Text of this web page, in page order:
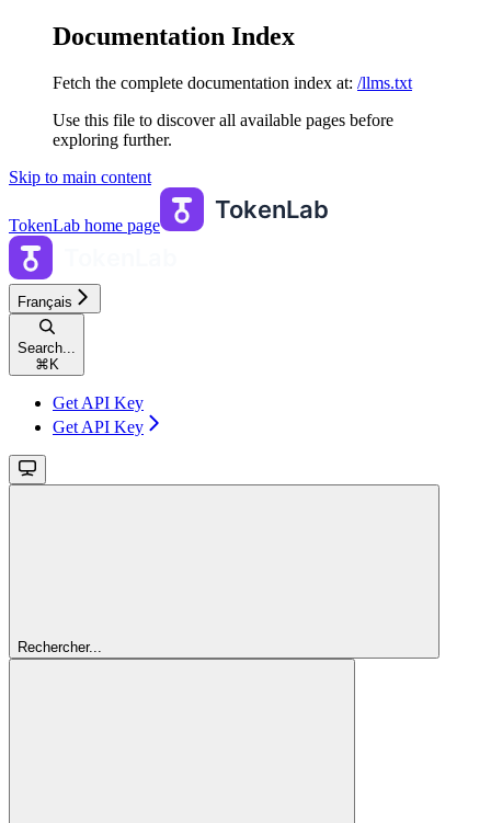
Documentation Index
Fetch the complete documentation index at: /llms.txt
Use this file to discover all available pages before
exploring further.
Skip to main content
TokenLab home page
Français
Search...
⌘ K
Get API Key
Get API Key
Rechercher...